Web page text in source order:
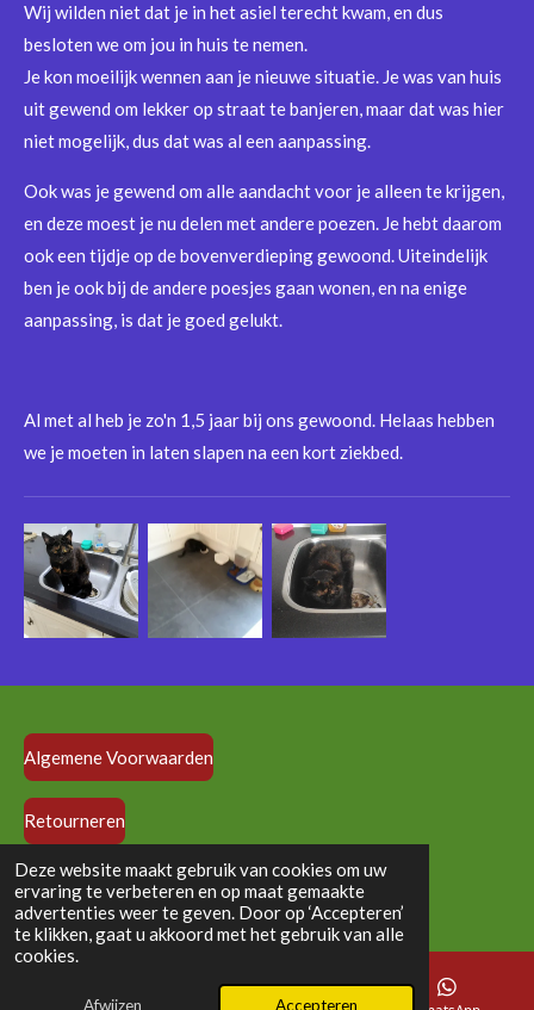
Deze website maakt gebruik van cookies om uw
ervaring te verbeteren en op maat gemaakte
advertenties weer te geven. Door op ‘Accepteren’
te klikken, gaat u akkoord met het gebruik van alle
cookies.
Afwijzen Accepteren
Wij wilden niet dat je in het asiel terecht kwam, en dus
besloten we om jou in huis te nemen.
Je kon moeilijk wennen aan je nieuwe situatie. Je was van huis
uit gewend om lekker op straat te banjeren, maar dat was hier
niet mogelijk, dus dat was al een aanpassing.
Ook was je gewend om alle aandacht voor je alleen te krijgen,
en deze moest je nu delen met andere poezen. Je hebt daarom
ook een tijdje op de bovenverdieping gewoond. Uiteindelijk
ben je ook bij de andere poesjes gaan wonen, en na enige
aanpassing, is dat je goed gelukt.
Al met al heb je zo'n 1,5 jaar bij ons gewoond. Helaas hebben
we je moeten in laten slapen na een kort ziekbed.
Algemene Voorwaarden
Retourneren
© 2024 - 2026 vloedlijndolls.nl
Powered byJouwWeb